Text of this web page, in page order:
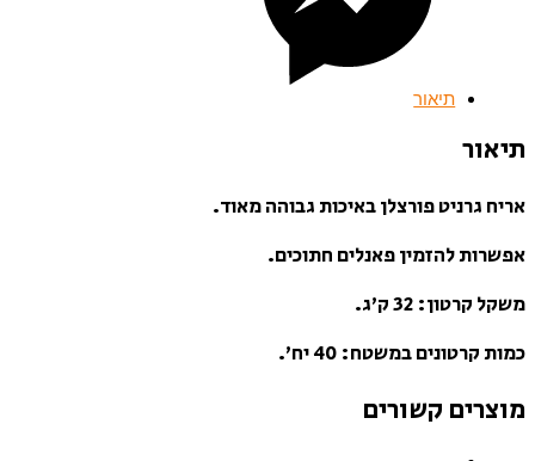
תיאור
תיאור
אריח גרניט פורצלן באיכות גבוהה מאוד.
אפשרות להזמין פאנלים חתוכים.
משקל קרטון: 32 ק’ג.
כמות קרטונים במשטח: 40 יח’.
מוצרים קשורים